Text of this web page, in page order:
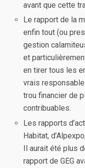
avant que cette
Le rapport de la
enfin tout (ou
gestion
et
en tirer tous les
vrais
trou financier de
contribuables.
Les rapports
Habitat,
Il aurait été plus
rapport de GEG